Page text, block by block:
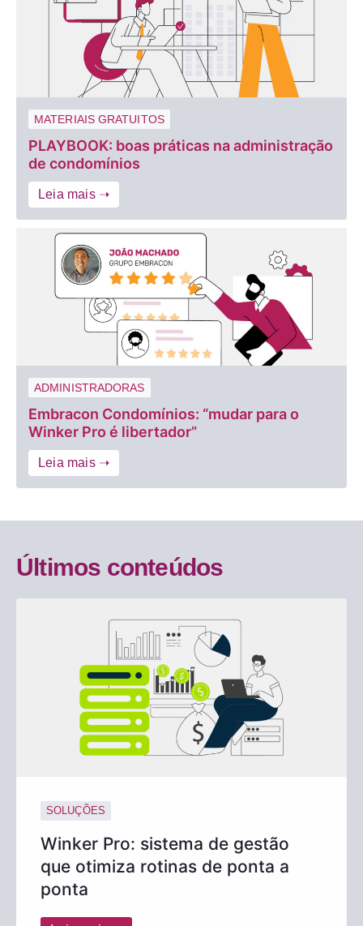
MATERIAIS GRATUITOS
PLAYBOOK: boas práticas na administração
de condomínios
Leia mais ➝
ADMINISTRADORAS
Embracon Condomínios: “mudar para o
Winker Pro é libertador”
Leia mais ➝
Últimos conteúdos
SOLUÇÕES
Winker Pro: sistema de gestão
que otimiza rotinas de ponta a
ponta